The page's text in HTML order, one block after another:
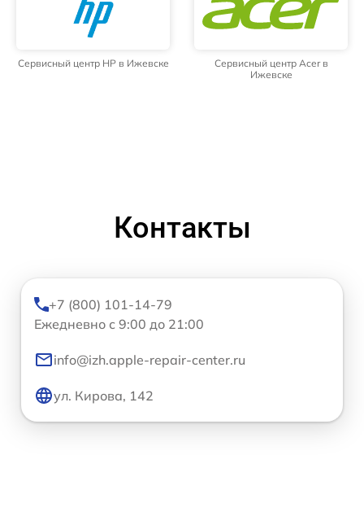
Сервисный центр HP в Ижевске
Сервисный центр Acer в
Ижевске
Контакты
+7 (800) 101-14-79
Ежедневно с 9:00 до 21:00
info@izh.apple-repair-center.ru
ул. Кирова, 142